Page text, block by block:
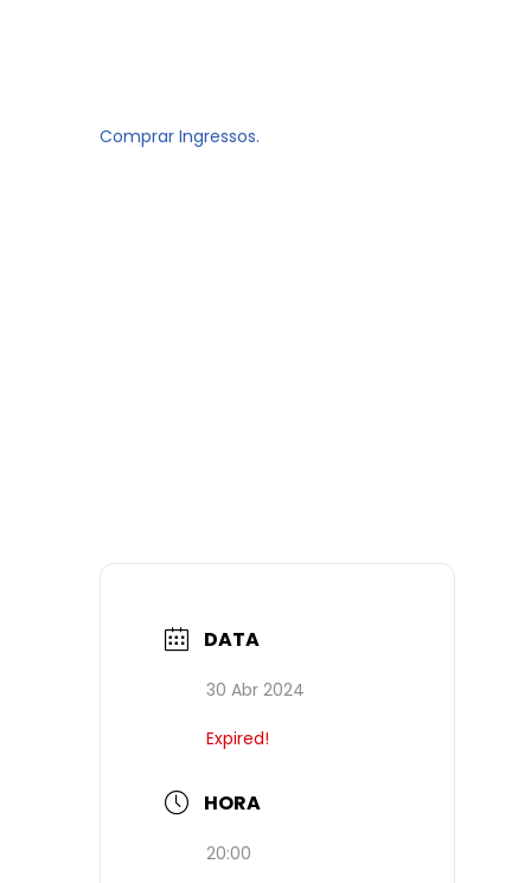
Comprar Ingressos.
DATA
30 Abr 2024
Expired!
HORA
20:00